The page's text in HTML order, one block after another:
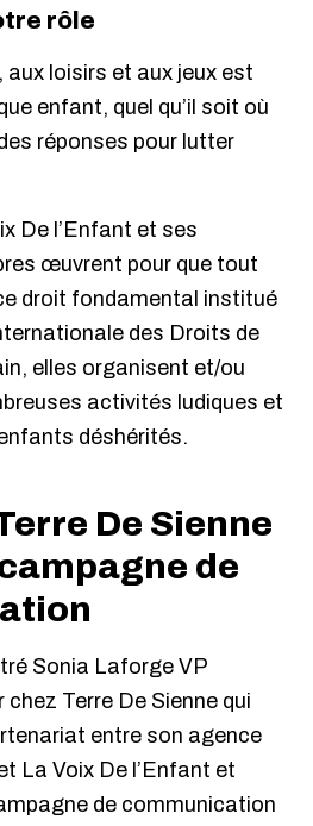
rôle
aux loisirs et aux jeux est
enfant, quel qu’il soit où
réponses pour lutter
De l’Enfant et ses
œuvrent pour que tout
droit fondamental institué
des Droits de
elles organisent et/ou
activités ludiques et
déshérités.
De Sienne
de
Sonia Laforge VP
Terre De Sienne qui
entre son agence
La Voix De l’Enfant et
de communication